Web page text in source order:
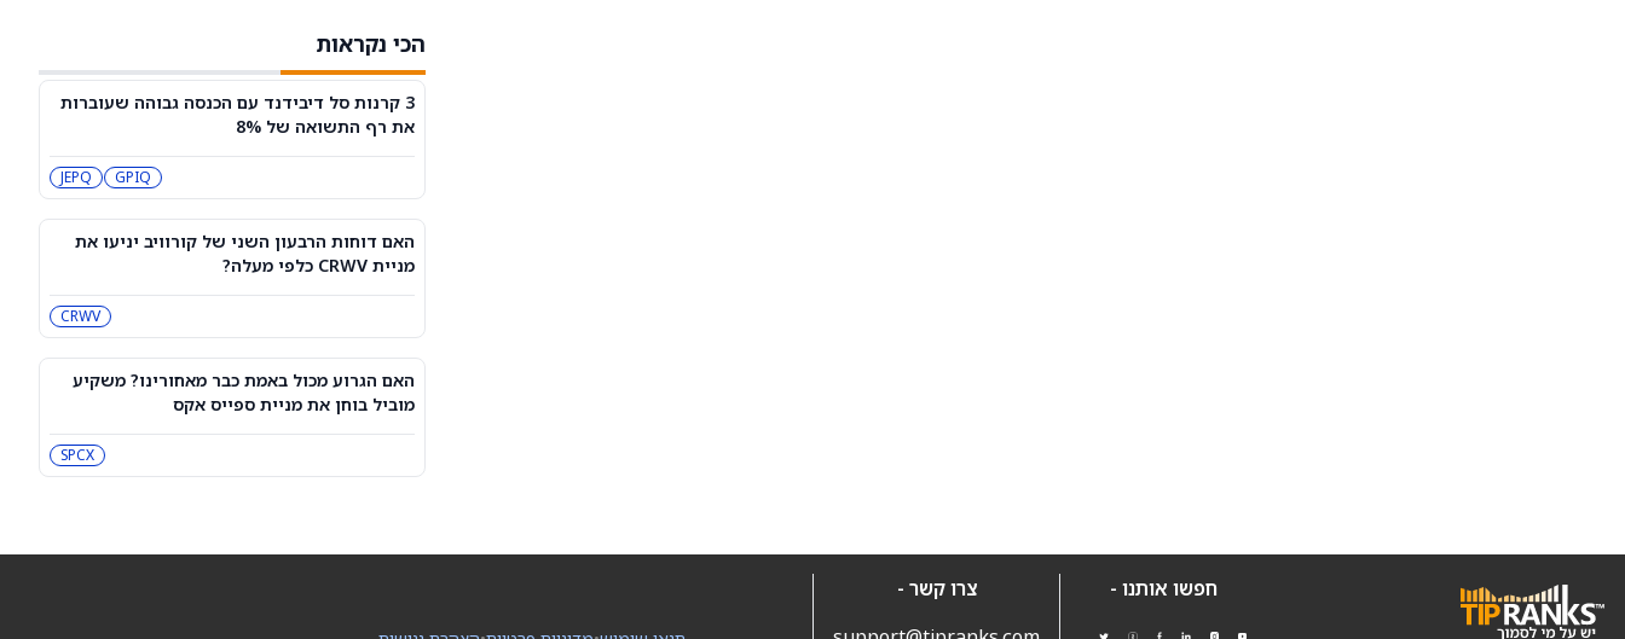
מיקרון או SK hynix: מניית שבבי AI אחת
היא מציאה, והשנייה יקרה מדי
MU
SKHY
"משחקת באש": משקיע מזהיר לגבי
מניית אנבידיה
שורטיסטים על ספייס אקס חוטפים מכה
עסקת קורסור של ספייס אקס בשווי 60
מיליארד דולר עשויה להיסגר כבר בשבוע
הבא… אבל המותג Cursor עלול להיעלם
SPCX
PC:CURSO
הכי נקראות
3 קרנות סל דיבידנד עם הכנסה גבוהה שעוברות
את רף התשואה של 8%
GPIQ
JEPQ
האם דוחות הרבעון השני של קורוויב יניעו את
מניית CRWV כלפי מעלה?
CRWV
האם הגרוע מכול באמת כבר מאחורינו? משקיע
מוביל בוחן את מניית ספייס אקס
SPCX
חפשו אותנו -
צרו קשר -